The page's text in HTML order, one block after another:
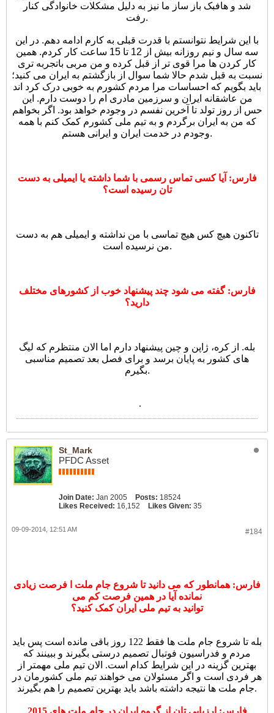
شد و هافبک باز ساز ما نیز به دلیل مشکلات خانوادگی کنار
رفت.
با این شرایط نتوانستم با قدرت قبلی به کارم ادامه دهم. در این
سه سال و نیم روزانه بیش از 12 تا 15 ساعت کار کردم. همین
کار کردن ها مرا قوی تر از قبل کرده و من مربی باتجربه تری
نسبت به قبل شدم حالا شما سوال از بازگشتم به ایران می کنید؛
باید بگویم که احساسات مرا مردم کشورم به خوبی درک کرد اند
من عاشقانه ایران و سرزمین مادری ام را دوست دارم. این
حس از روز تولد تا آخرین نفسم در وجودم خواهد بود. اگر بخواهم
که من به ایران برگردم و به تیم ملی کشورم کمک کنم با همه
وجودم در خدمت ایران و ایرانی هستم.
فارس: آیا کسی تماس رسمی با شما داشته یا ایمیلی به دست
تان رسیده است؟
تاکنون هیچ کس هیچ تماسی با من نداشته و ایمیلی هم به دست
من نرسیده است.
فارس: گفته می شود چند پیشنهاد خوب از کشورهای مختلف
دارید؟
بله. از کره، ژاپن و چین پیشنهاد دارم اما الان منتظرم که لیگ
های کشور به پایان برسد و برای فصل بعد تصمیم مناسبی
بگیرم.
.
St_Mark
PFDC Asset
Join Date: Jan 2005 Posts: 18524
Likes Received: 16,152 Likes Given: 35
#184
09-09-2014, 12:51 AM
فارس: همانطور که می دانید تا شروع جام ملت ا فرصت زیادی
نمانده آیا در همین فرصت کم می
توانید به تیم ملی ایران کمک کنید؟
بله تا شروع جام ملت ها فقط 122 روز باقی مانده است پس باید
مردم و فدراسیون فوتبال تصمیم درستی بگیرند و ببینند که
بهترین گزینه در این شرایط کدام است. الان تیم ملی مهمتر از
هر فردی است و اگر مسئولان می خواهند تیم ملی کشورمان در
جام ملت ها نتیجه داشته باشد باید بهترین تصمیم را هم بگیرند.
فارس: ارزیابی تان از گروه ایران در جام ملت های 2015